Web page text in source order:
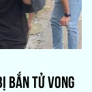
BẮN TỬ VONG